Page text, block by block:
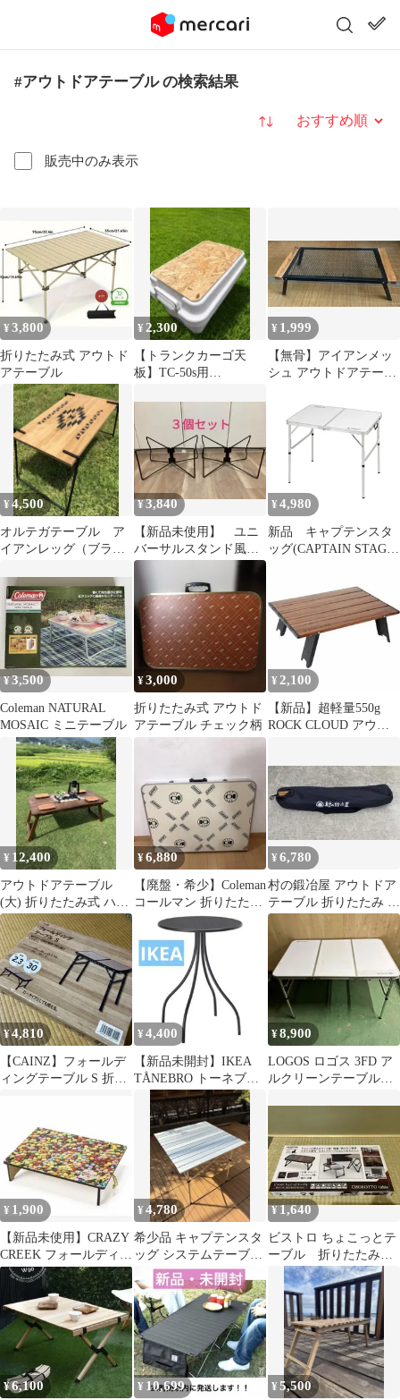
#アウトドアテーブル の検索結果
販売中のみ表示
並び替え
¥3,800
折りたたみ式 アウトド
アテーブル
¥ 2,300
【トランクカーゴ天
板】TC-50s用
¥ 1,999
【無骨】アイアンメッ
シュ アウトドアテーブ
サイド
¥4,500
オルテガテーブル ア
イアンレッグ（ブラッ
¥3,840
【新品未使用】 ユニ
バーサルスタンド風
コンテナスタンド クー
ラースタンド 3個
¥ 4,980
新品 キャプテンスタ
ッグ(CAPTAIN STAG)
ーブル アルミ ツーウェ
イテーブル アジャスタ
ー付 Sサイズ 90×60cm
ラフォーレ UC-511
¥3,500
Coleman NATURAL
MOSAIC ミニテーブル
¥3,000
折りたたみ式 アウトド
アテーブル チェック柄
¥ 2,100
【新品】超軽量550g
ROCK CLOUD アウト
¥ 12,400
アウトドアテーブル
(大) 折りたたみ式 ハン
ドメイド レトロ オ
シャレ
¥6,880
【廃盤・希少】Coleman
コールマン 折りたたみ
テーブル ランタン柄 焦
¥6,780
村の鍛冶屋 アウトドア
テーブル 折りたたみ キ
ャンプ
¥4,810
【CAINZ】フォールデ
ィングテーブル S 折り
¥ 4,400
【新品未開封】IKEA
TÅNEBRO トーネブロ
サイドテーブル チャコ
ール
¥8,900
LOGOS ロゴス 3FD ア
ルクリーンテーブル
¥ 1,900
【新品未使用】CRAZY
CREEK フォールディン
グエコロジーテーブ
ル チョコ
¥4,780
希少品 キャプテンスタ
ッグ システムテーブル
システムフリースタン
ド セット
¥1,640
ビストロ ちょこっとテ
ーブル 折りたたみ式
アウトドアテーブル
¥6,100 ¥ 10,699 ¥5,500